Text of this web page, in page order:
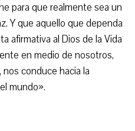
para que realmente sea un
Y que aquello que dependa
afirmativa al Dios de la Vida
en medio de nosotros,
conduce hacia la
mundo».